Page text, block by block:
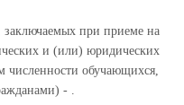
заключаемых при приеме на
и (или) юридических
численности обучающихся,
- .